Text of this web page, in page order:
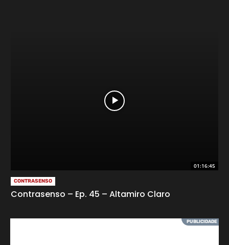
01:16:45
CONTRASENSO
Contrasenso – Ep. 45 – Altamiro Claro